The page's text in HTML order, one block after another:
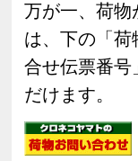
万が一、荷物
は、下の「荷
合せ伝票番号
だけます。